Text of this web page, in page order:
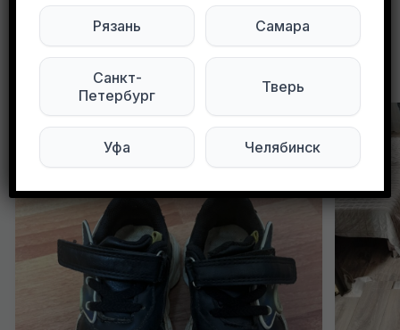
Другие объявления в этом городе
Рязань Самара
Санкт-
Петербург
Тверь
Уфа Челябинск